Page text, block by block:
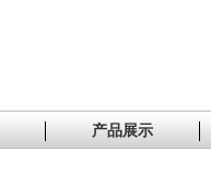
产品展示